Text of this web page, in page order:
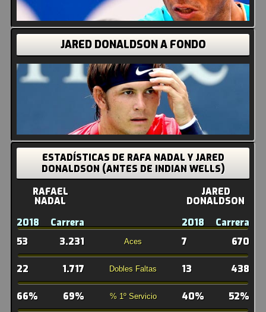
JARED DONALDSON A FONDO
ESTADÍSTICAS DE RAFA NADAL Y JARED
DONALDSON (ANTES DE INDIAN WELLS)
RAFAEL
NADAL
JARED
DONALDSON
2018
Carrera 2018
Carrera
53
3.231 Aces 7 670
22 1.717 Dobles Faltas 13 438
66% 69% % 1º Servicio 40% 52%